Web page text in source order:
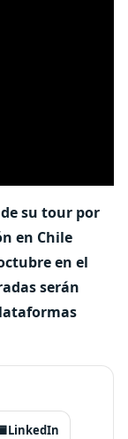
su tour por
en Chile
en el
serán
LinkedIn